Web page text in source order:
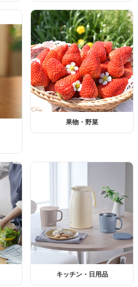
果物・野菜
キッチン・日用品